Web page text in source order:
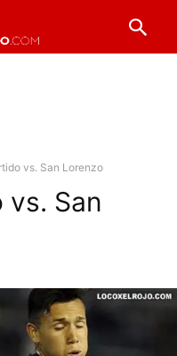
vs. San Lorenzo
San